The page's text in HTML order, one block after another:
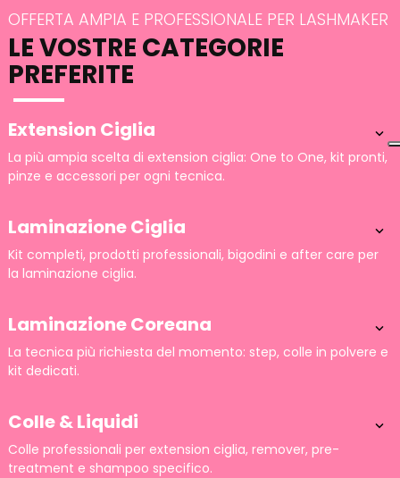
OFFERTA AMPIA E PROFESSIONALE PER LASHMAKER
LE VOSTRE CATEGORIE
PREFERITE
Extension Ciglia 
La più ampia scelta di extension ciglia: One to One, kit pronti,
pinze e accessori per ogni tecnica.
Laminazione Ciglia 
Kit completi, prodotti professionali, bigodini e after care per
la laminazione ciglia.
Laminazione Coreana 
La tecnica più richiesta del momento: step, colle in polvere e
kit dedicati.
Colle & Liquidi 
Colle professionali per extension ciglia, remover, pre-
treatment e shampoo specifico.